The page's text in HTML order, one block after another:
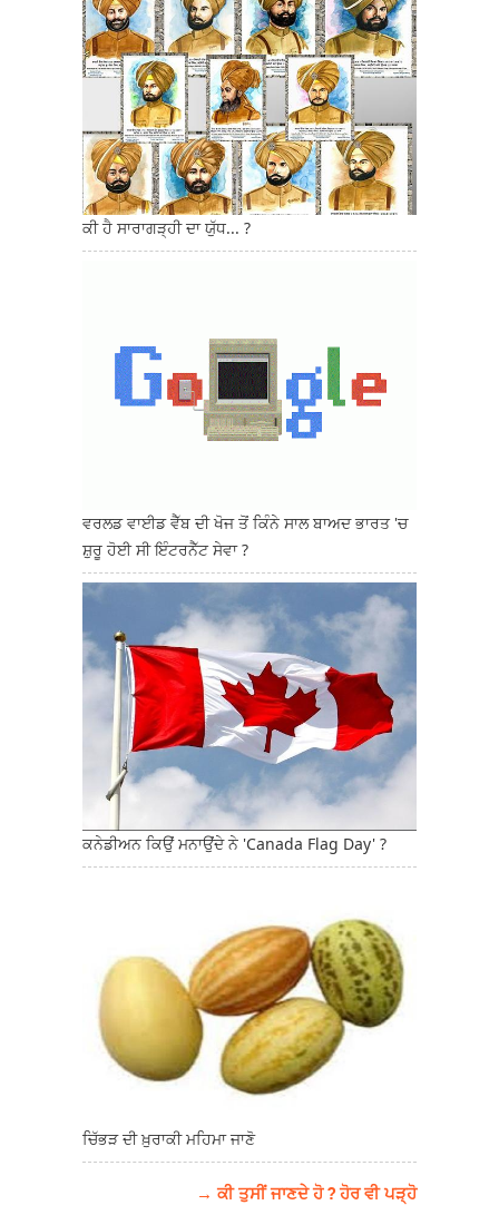
ਕੀ ਹੈ ਸਾਰਾਗੜ੍ਹੀ ਦਾ ਯੁੱਧ... ?
ਵਰਲਡ ਵਾਈਡ ਵੈੱਬ ਦੀ ਖੋਜ ਤੋਂ ਕਿੰਨੇ ਸਾਲ ਬਾਅਦ ਭਾਰਤ 'ਚ
ਸ਼ੁਰੂ ਹੋਈ ਸੀ ਇੰਟਰਨੈੱਟ ਸੇਵਾ ?
ਕਨੇਡੀਅਨ ਕਿਉਂ ਮਨਾਉਂਦੇ ਨੇ 'Canada Flag Day' ?
ਚਿੱਭੜ ਦੀ ਖ਼ੁਰਾਕੀ ਮਹਿਮਾ ਜਾਣੋ
→ ਕੀ ਤੁਸੀਂ ਜਾਣਦੇ ਹੋ ? ਹੋਰ ਵੀ ਪੜ੍ਹੋ